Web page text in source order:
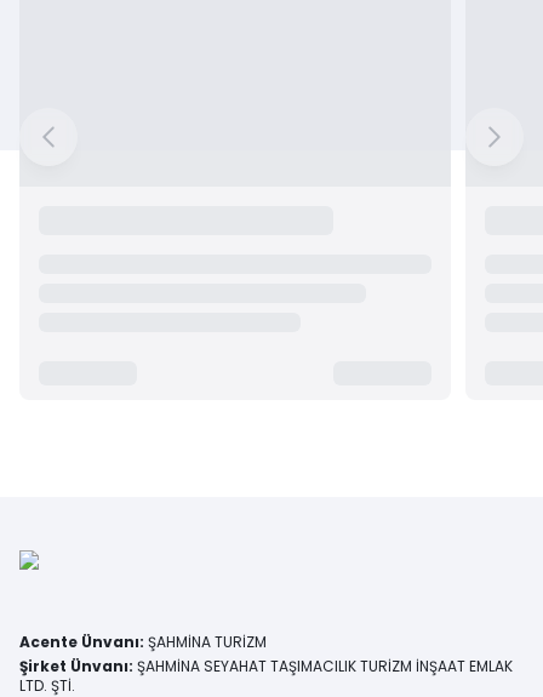
Acente Ünvanı: ŞAHMİNA TURİZM
Şirket Ünvanı: ŞAHMİNA SEYAHAT TAŞIMACILIK TURİZM İNŞAAT EMLAK
LTD. ŞTİ.